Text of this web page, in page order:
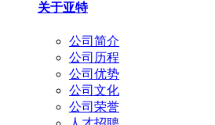
关于亚特
公司简介
公司历程
公司优势
公司文化
公司荣誉